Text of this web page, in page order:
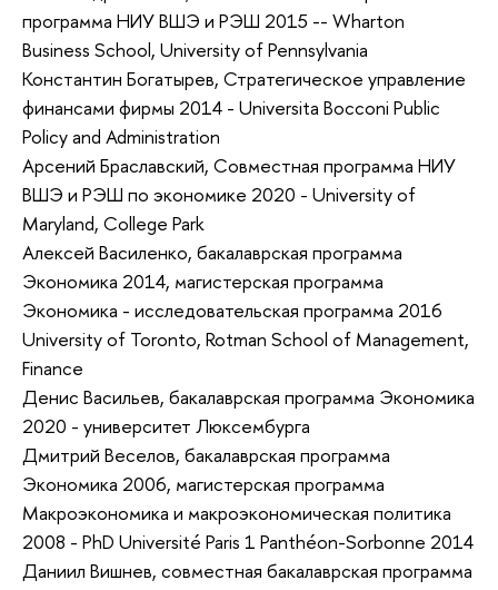
программа НИУ ВШЭ и РЭШ 2015 -- Wharton
Business School, University of Pennsylvania
Константин Богатырев, Стратегическое управление
финансами фирмы 2014 - Universita Bocconi Public
Policy and Administration
Арсений Браславский, Совместная программа НИУ
ВШЭ и РЭШ по экономике 2020 - University of
Maryland, College Park
Алексей Василенко, бакалаврская программа
Экономика 2014, магистерская программа
Экономика - исследовательская программа 2016
University of Toronto, Rotman School of Management,
Finance
Денис Васильев, бакалаврская программа Экономика
2020 - университет Люксембурга
Дмитрий Веселов, бакалаврская программа
Экономика 2006, магистерская программа
Макроэкономика и макроэкономическая политика
2008 - PhD Université Paris 1 Panthéon-Sorbonne 2014
Даниил Вишнев, совместная бакалаврская программа